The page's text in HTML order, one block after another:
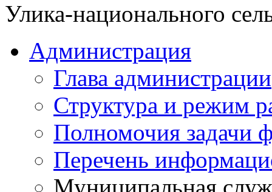
Улика-национального
Администрация
Глава администрации
Структура и режим
Полномочия задачи
Перечень